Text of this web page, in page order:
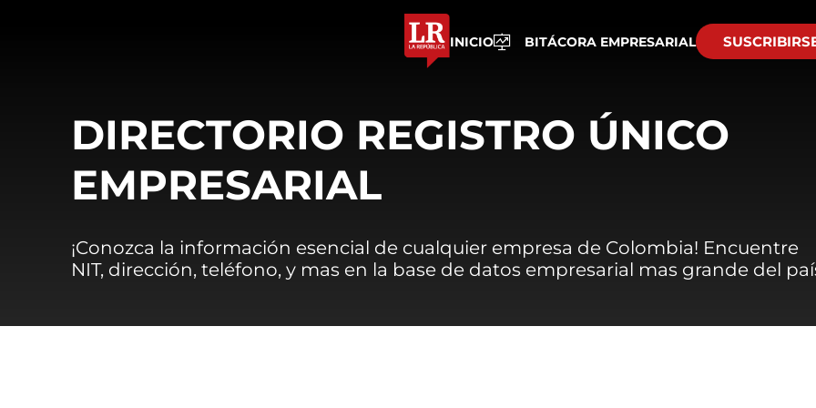
INICIO BITÁCORA EMPRESARIAL
DIRECTORIO REGISTRO ÚNICO
EMPRESARIAL
¡Conozca la información esencial de cualquier empresa de Colombia! Encuentre
NIT, dirección, teléfono, y mas en la base de datos empresarial mas grande del